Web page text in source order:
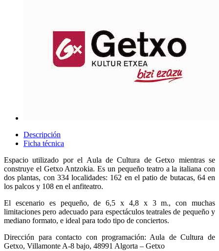
Descripción
Ficha técnica
Espacio utilizado por el Aula de Cultura de Getxo mientras se
construye el Getxo Antzokia. Es un pequeño teatro a la italiana con
dos plantas, con 334 localidades: 162 en el patio de butacas, 64 en
los palcos y 108 en el anfiteatro.
El escenario es pequeño, de 6,5 x 4,8 x 3 m., con muchas
limitaciones pero adecuado para espectáculos teatrales de pequeño y
mediano formato, e ideal para todo tipo de conciertos.
Dirección para contacto con programación: Aula de Cultura de
Getxo, Villamonte A-8 bajo, 48991 Algorta – Getxo